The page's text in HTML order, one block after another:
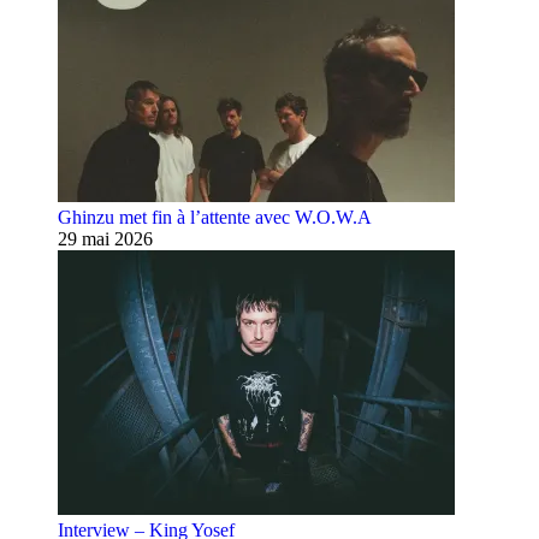
Ghinzu met fin à l’attente avec W.O.W.A
29 mai 2026
Interview – King Yosef